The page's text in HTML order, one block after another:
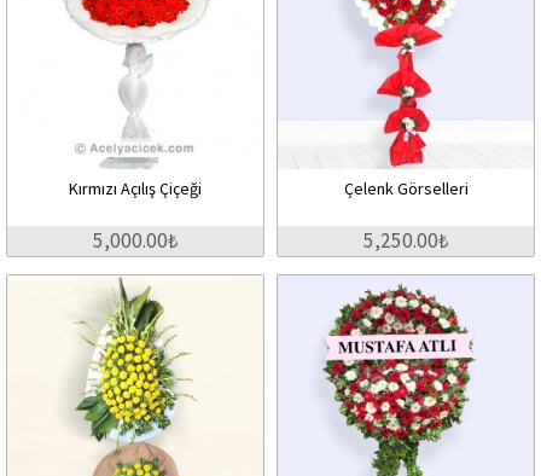
Kırmızı Açılış Çiçeği
5,000.00₺
Çelenk Görselleri
5,250.00₺